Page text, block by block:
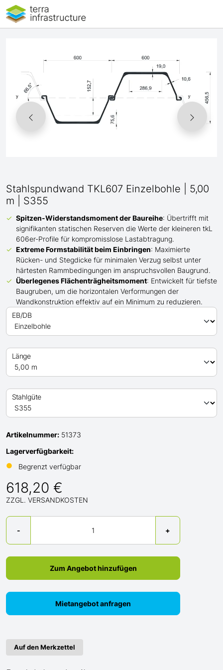
Stahlspundwand TKL607 Einzelbohle | 5,00
m | S355
Spitzen-Widerstandsmoment der Baureihe: Übertrifft mit
signifikanten statischen Reserven die Werte der kleineren tkL
606er-Profile für kompromisslose Lastabtragung.
Extreme Formstabilität beim Einbringen: Maximierte
Rücken- und Stegdicke für minimalen Verzug selbst unter
härtesten Rammbedingungen im anspruchsvollen Baugrund.
Überlegenes Flächenträgheitsmoment: Entwickelt für tiefste
Baugruben, um die horizontalen Verformungen der
Wandkonstruktion effektiv auf ein Minimum zu reduzieren.
EB/DB
Länge
Stahlgüte
Artikelnummer: 51373
Lagerverfügbarkeit:
●
Begrenzt verfügbar
618,20 €
ZZGL. VERSANDKOSTEN
-
Menge
+
Zum Angebot hinzufügen
Mietangebot anfragen
Auf den Merkzettel